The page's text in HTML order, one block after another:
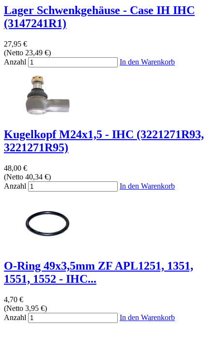
Lager Schwenkgehäuse - Case IH IHC
(3147241R1)
27,95 €
(Netto 23,49 €)
Anzahl
In den Warenkorb
Kugelkopf M24x1,5 - IHC (3221271R93,
3221271R95)
48,00 €
(Netto 40,34 €)
Anzahl
In den Warenkorb
O-Ring 49x3,5mm ZF APL1251, 1351,
1551, 1552 - IHC...
4,70 €
(Netto 3,95 €)
Anzahl
In den Warenkorb